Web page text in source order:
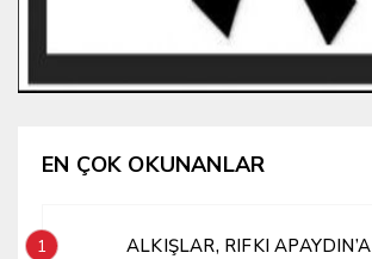
EN ÇOK OKUNANLAR
1 ALKIŞLAR, RIFKI APAYDIN’A